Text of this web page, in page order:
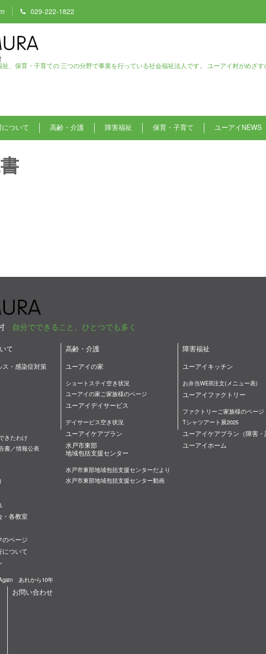
029-222-1822
、保育・子育ての 三つの分野で事業を行っている社会福祉法人です。 ユーアイ村がめざ
ついて 高齢・介護 障害福祉 保育・子育て ユーアイNEWS
自分でできること、ひとつでも多く
て
ス・感染症対策
きたわけ
書／情報公表
・各教室
のページ
について
あれから10年
高齢・介護
ユーアイの家
ショートステイ空き状況
ユーアイの家ご家族様のページ
ユーアイデイサービス
デイサービス空き状況
ユーアイケアプラン
水戸市東部
地域包括支援センター
水戸市東部地域包括支援センターだより
水戸市東部地域包括支援センター動画
障害福祉
ユーアイキッチン
お弁当WEB注文(メニュー表)
ユーアイファクトリー
ファクトリーご家族様のページ
Tシャツアート展2025
ユーアイケアプラン（障害・
ユーアイホーム
お問い合わせ